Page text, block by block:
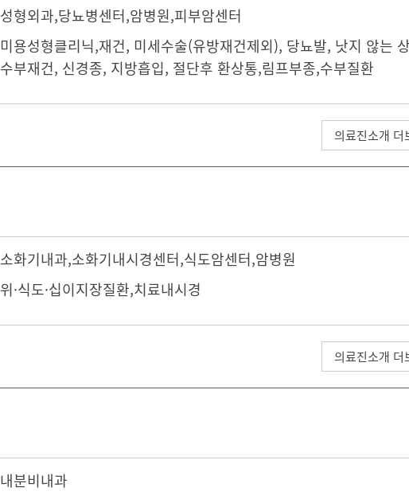
성형외과,당뇨병센터,암병원,피부암센터
미용성형클리닉,재건, 미세수술(유방재건제외), 당뇨발, 낫지 않는
수부재건, 신경종, 지방흡입, 절단후 환상통,림프부종,수부질환
의료진소개 더
소화기내과,소화기내시경센터,식도암센터,암병원
위·식도·십이지장질환,치료내시경
의료진소개 더
내분비내과